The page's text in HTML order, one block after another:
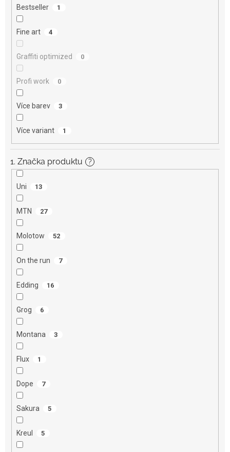
Bestseller 1
Fine art 4
Graffiti optimized 0
Profi work 0
Více barev 3
Více variant 1
1. Značka produktu ?
Uni 13
MTN 27
Molotow 52
On the run 7
Edding 16
Grog 6
Montana 3
Flux 1
Dope 7
Sakura 5
Kreul 5